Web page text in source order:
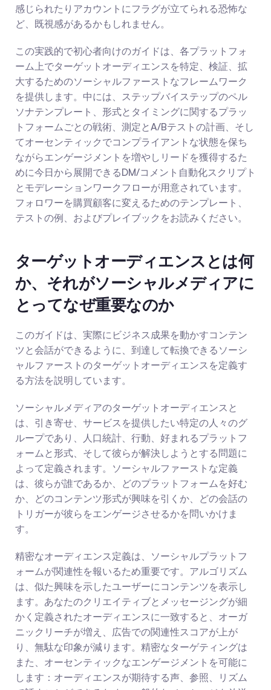
感じられたりアカウントにフラグが立てられる恐怖な
ど、既視感があるかもしれません。
この実践的で初心者向けのガイドは、各プラットフォ
ーム上でターゲットオーディエンスを特定、検証、拡
大するためのソーシャルファーストなフレームワーク
を提供します。中には、ステップバイステップのペル
ソナテンプレート、形式とタイミングに関するプラッ
トフォームごとの戦術、測定とA/Bテストの計画、そし
てオーセンティックでコンプライアントな状態を保ち
ながらエンゲージメントを増やしリードを獲得するた
めに今日から展開できるDM/コメント自動化スクリプト
とモデレーションワークフローが用意されています。
フォロワーを購買顧客に変えるためのテンプレート、
テストの例、およびプレイブックをお読みください。
ターゲットオーディエンスとは何
か、それがソーシャルメディアに
とってなぜ重要なのか
このガイドは、実際にビジネス成果を動かすコンテン
ツと会話ができるように、到達して転換できるソーシ
ャルファーストのターゲットオーディエンスを定義す
る方法を説明しています。
ソーシャルメディアのターゲットオーディエンスと
は、引き寄せ、サービスを提供したい特定の人々のグ
ループであり、人口統計、行動、好まれるプラットフ
ォームと形式、そして彼らが解決しようとする問題に
よって定義されます。ソーシャルファーストな定義
は、彼らが誰であるか、どのプラットフォームを好む
か、どのコンテンツ形式が興味を引くか、どの会話の
トリガーが彼らをエンゲージさせるかを問いかけま
す。
精密なオーディエンス定義は、ソーシャルプラットフ
ォームが関連性を報いるため重要です。アルゴリズム
は、似た興味を示したユーザーにコンテンツを表示し
ます。あなたのクリエイティブとメッセージングが細
かく定義されたオーディエンスに一致すると、オーガ
ニックリーチが増え、広告での関連性スコアが上が
り、無駄な印象が減ります。精密なターゲティングは
また、オーセンティックなエンゲージメントを可能に
します：オーディエンスが期待する声、参照、リズム